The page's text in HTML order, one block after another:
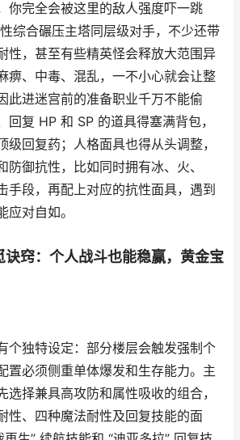
你完全会被这里的敌人强度吓一跳
综合碾压主塔同层级对手，不少还带
性，甚至有些精英怪会释放大范围异
痹、中毒、混乱，一不小心就会让整
此进迷宫前的准备职业千万不能偷
回复 HP 和 SP 的道具得塞满背包，
级回复药；人格面具也得从头调整，
防御抗性，比如同时拥有冰、火、
手段，再配上对应的抗性面具，遇到
应对自如。
诀窍：个人战斗也能稳赢，黄金宝
个独特设定：部分楼层会触发强制个
置必须侧重单体爆发和生存能力。主
选择兼具高攻防和属性吸收的组合，
性、四种魔法耐性及回复技能的面